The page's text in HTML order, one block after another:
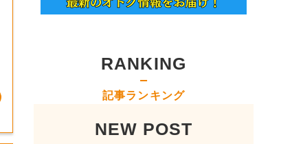
RANKING
記事ランキング
NEW POST